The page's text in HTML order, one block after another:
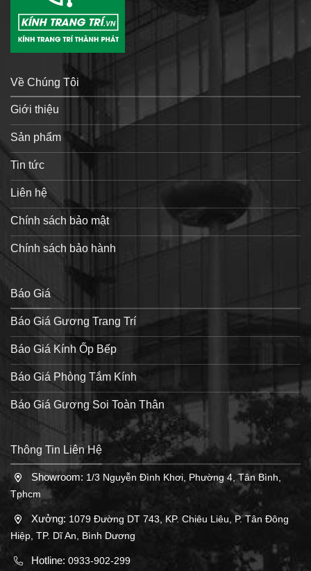
Về Chúng Tôi
Giới thiệu
Sản phẩm
Tin tức
Liên hệ
Chính sách bảo mật
Chính sách bảo hành
Báo Giá
Báo Giá Gương Trang Trí
Báo Giá Kính Ốp Bếp
Báo Giá Phòng Tắm Kính
Báo Giá Gương Soi Toàn Thân
Thông Tin Liên Hệ
Showroom: 1/3 Nguyễn Đình Khơi, Phường 4, Tân Bình,
Tphcm
Xưởng: 1079 Đường DT 743, KP. Chiêu Liêu, P. Tân Đông
Hiệp, TP. Dĩ An, Bình Dương
Hotline: 0933-902-299